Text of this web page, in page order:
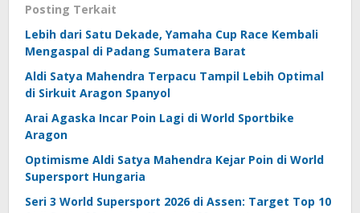
Posting Terkait
Lebih dari Satu Dekade, Yamaha Cup Race Kembali
Mengaspal di Padang Sumatera Barat
Aldi Satya Mahendra Terpacu Tampil Lebih Optimal
di Sirkuit Aragon Spanyol
Arai Agaska Incar Poin Lagi di World Sportbike
Aragon
Optimisme Aldi Satya Mahendra Kejar Poin di World
Supersport Hungaria
Seri 3 World Supersport 2026 di Assen: Target Top 10